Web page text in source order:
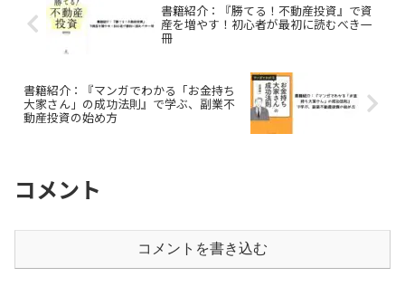
書籍紹介：『勝てる！不動産投資』で資
産を増やす！初心者が最初に読むべき一
冊
書籍紹介：『マンガでわかる「お金持ち
大家さん」の成功法則』で学ぶ、副業不
動産投資の始め方
コメント
コメントを書き込む